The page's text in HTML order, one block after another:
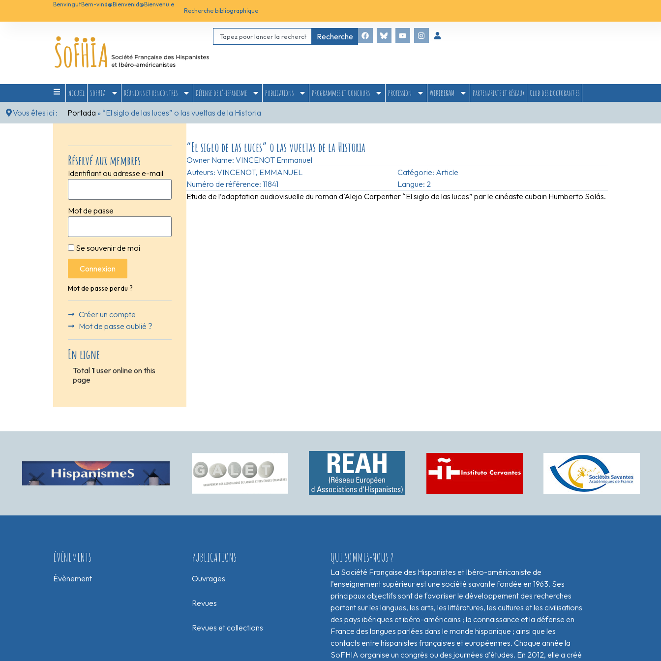
BenvingutBem-vind@Bienvenid@Bienvenu.e
Recherche bibliographique
Recherche
Accueil SoFHIA Réunions et rencontres Défense de l’hispanisme Publications Programmes et Concours Profession WIKIBERAM Partenariats et réseaux
Club des doctorant·es
Vous êtes ici :
Portada » “El siglo de las luces” o las vueltas de la Historia
Réservé aux membres
Identifiant ou adresse e-mail
Mot de passe
Se souvenir de moi
Connexion
Mot de passe perdu ?
Créer un compte
Mot de passe oublié ?
En ligne
Total 1 user online on this
page
“El siglo de las luces” o las vueltas de la Historia
Owner Name: VINCENOT Emmanuel
Auteurs: VINCENOT, EMMANUEL
Numéro de référence: 11841
Catégorie: Article
Langue: 2
Etude de l’adaptation audiovisuelle du roman d’Alejo Carpentier “El siglo de las luces” par le cinéaste cubain Humberto Solás.
ÉVÉNEMENTS
Évènement
PUBLICATIONS
Ouvrages
Revues
Revues et collections
QUI SOMMES-NOUS ?
La Société Française des Hispanistes et Ibéro-américaniste de
l’enseignement supérieur est une société savante fondée en 1963. Ses
principaux objectifs sont de favoriser le développement des recherches
portant sur les langues, les arts, les littératures, les cultures et les civilisations
des pays ibériques et ibéro-américains ; la connaissance et la défense en
France des langues parlées dans le monde hispanique ; ainsi que les
contacts entre hispanistes français·es et européen·nes. Chaque année la
SoFHIA organise un congrès ou des journées d’études. En 2012, elle a créé